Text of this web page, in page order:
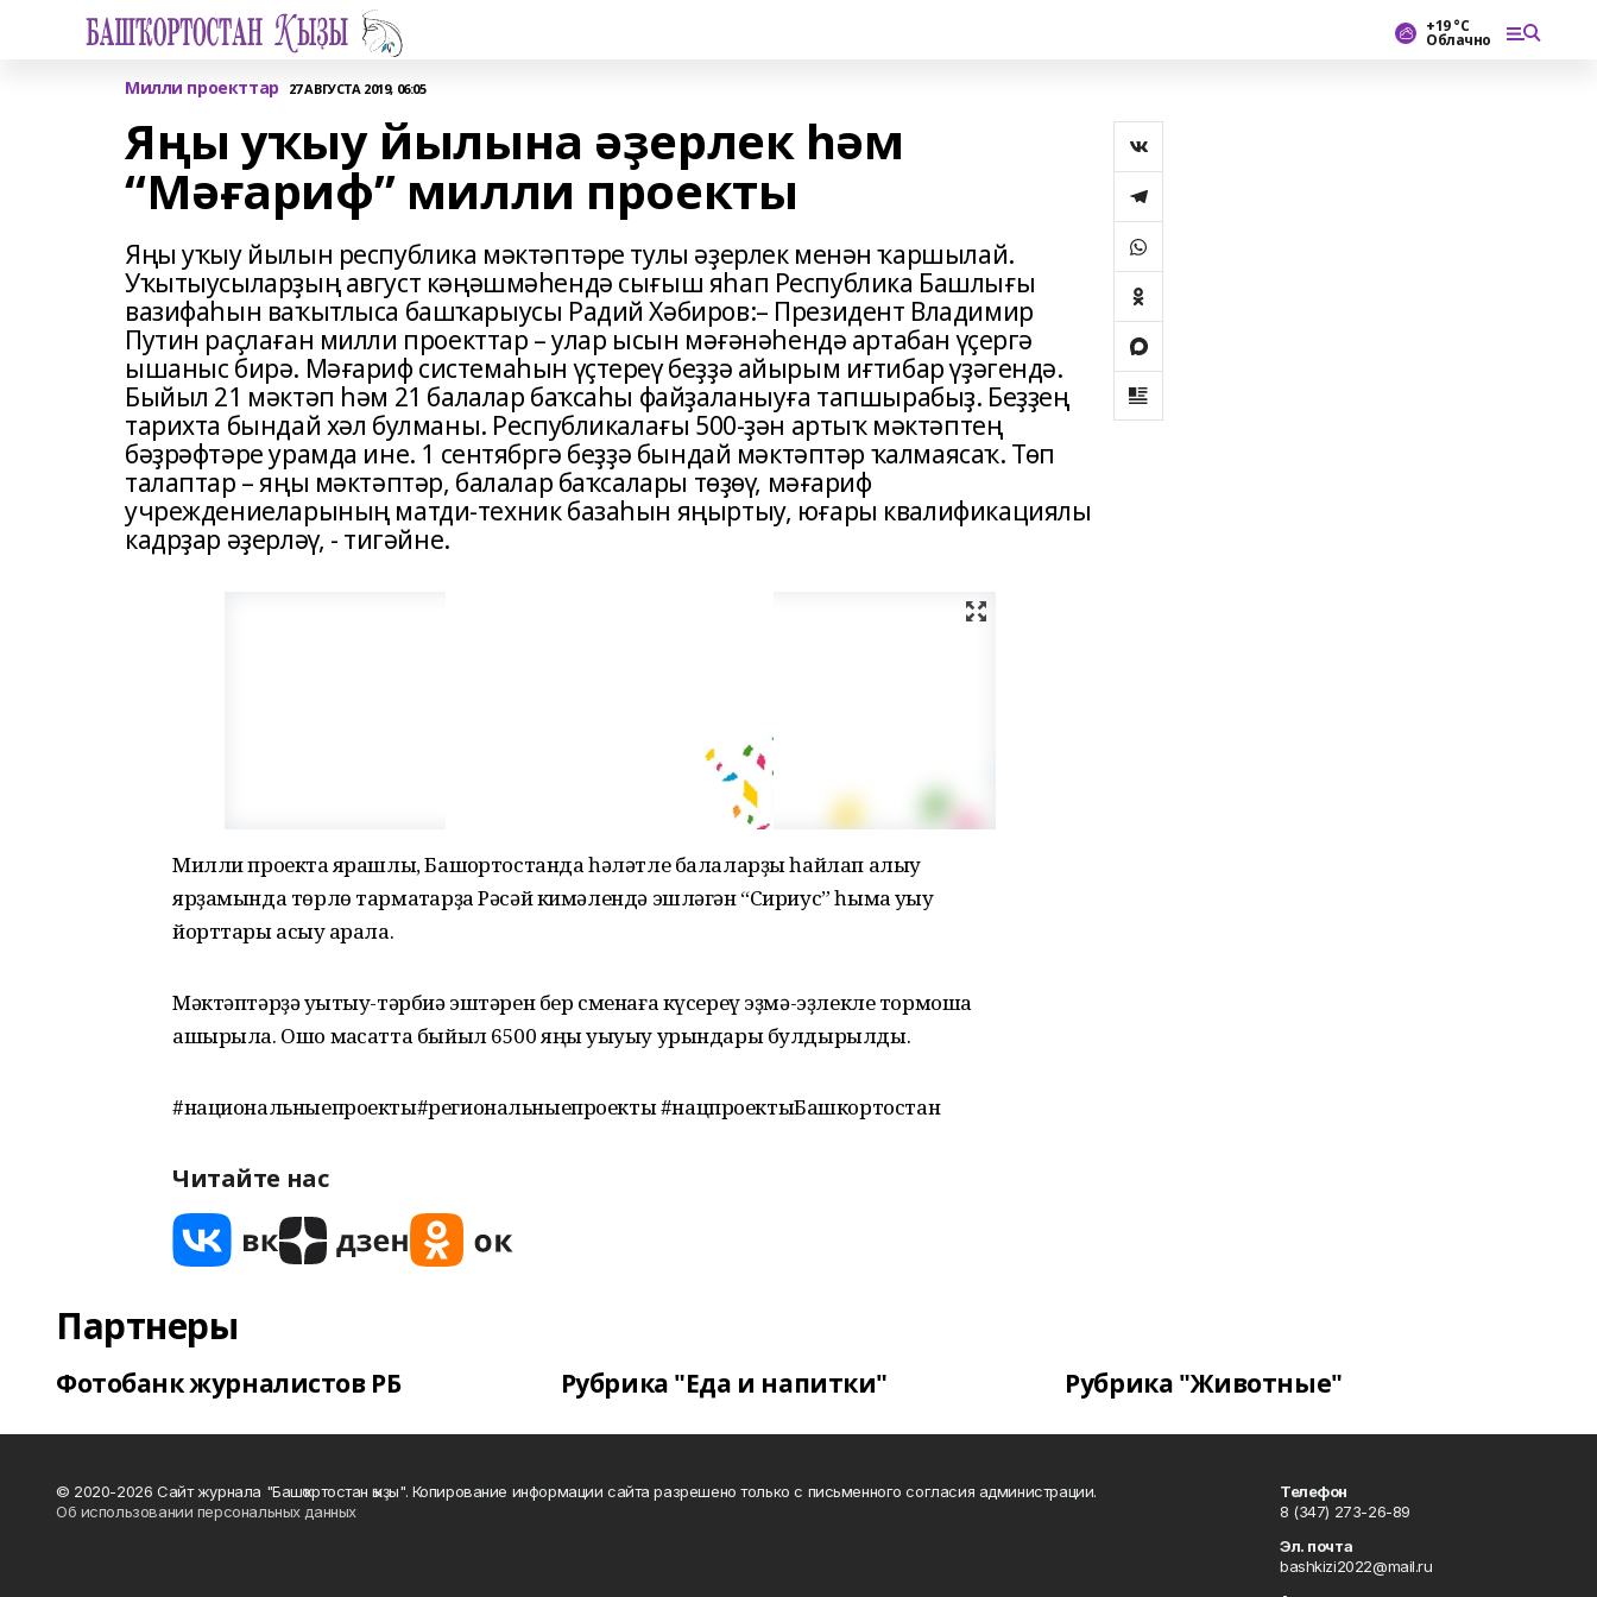
+19 °С
Облачно
Милли проекттар 27 АВГУСТА 2019, 06:05
Яңы уҡыу йылына әҙерлек һәм
“Мәғариф” милли проекты
Яңы уҡыу йылын республика мәктәптәре тулы әҙерлек менән ҡаршылай.
Уҡытыусыларҙың август кәңәшмәһендә сығыш яһап Республика Башлығы
вазифаһын ваҡытлыса башҡарыусы Радий Хәбиров:– Президент Владимир
Путин раҫлаған милли проекттар – улар ысын мәғәнәһендә артабан үҫергә
ышаныс бирә. Мәғариф системаһын үҫтереү беҙҙә айырым иғтибар үҙәгендә.
Быйыл 21 мәктәп һәм 21 балалар баҡсаһы файҙаланыуға тапшырабыҙ. Беҙҙең
тарихта бындай хәл булманы. Республикалағы 500-ҙән артыҡ мәктәптең
бәҙрәфтәре урамда ине. 1 сентябргә беҙҙә бындай мәктәптәр ҡалмаясаҡ. Төп
талаптар – яңы мәктәптәр, балалар баҡсалары төҙөү, мәғариф
учреждениеларының матди-техник базаһын яңыртыу, юғары квалификациялы
кадрҙар әҙерләү, - тигәйне.
Милли проектҡа ярашлы, Башҡортостанда һәләтле балаларҙы һайлап алыу
ярҙамында төрлө тармаҡтарҙа Рәсәй кимәлендә эшләгән “Сириус” һымаҡ уҡыу
йорттары асыу ҡарала.
Мәктәптәрҙә уҡытыу-тәрбиә эштәрен бер сменаға күсереү эҙмә-эҙлекле тормошҡа
ашырыла. Ошо маҡсатта быйыл 6500 яңы уҡыуыу урындары булдырылды.
#национальныепроекты#региональныепроекты #нацпроектыБашкортостан
Читайте нас
Партнеры
Фотобанк журналистов РБ Рубрика "Еда и напитки" Рубрика "Животные"
© 2020-2026 Сайт журнала "Башҡортостан ҡыҙы". Копирование информации сайта разрешено только с письменного согласия администрации.
Об использовании персональных данных
Телефон
8 (347) 273-26-89
Эл. почта
bashkizi2022@mail.ru